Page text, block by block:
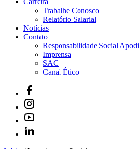
Carreira
Trabalhe Conosco
Relatório Salarial
Notícias
Contato
Responsabilidade Social Apodi
Imprensa
SAC
Canal Ético